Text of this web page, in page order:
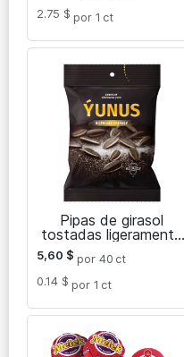
2.75 $ por 1 ct
Pipas de girasol
tostadas ligeramente
5,60 $ por 40 ct
0.14 $ por 1 ct